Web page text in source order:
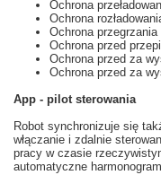
Ochrona
Ochrona
Ochrona przegrzania
Ochrona przed
Ochrona przed za
Ochrona przed za
App - pilot sterowania
Robot synchronizuje się
włączanie i zdalnie
pracy w czasie
automatyczne